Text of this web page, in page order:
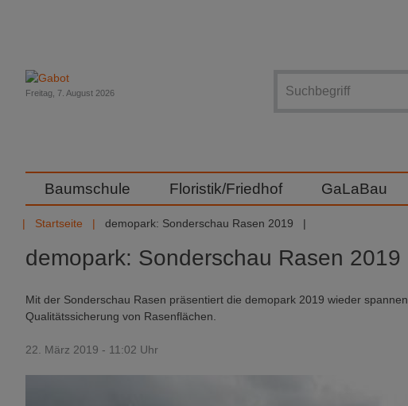
Freitag, 7. August 2026
Baumschule Floristik/Friedhof GaLaBau
Startseite demopark: Sonderschau Rasen 2019
demopark: Sonderschau Rasen 2019
Mit der Sonderschau Rasen präsentiert die demopark 2019 wieder
Qualitätssicherung von Rasenflächen.
22. März 2019 - 11:02 Uhr